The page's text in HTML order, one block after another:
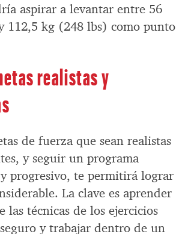
aspirar a levantar entre 56
112,5 kg (248 lbs) como punto
realistas y
de fuerza que sean realistas
y seguir un programa
progresivo, te permitirá lograr
La clave es aprender
las técnicas de los ejercicios
y trabajar dentro de un